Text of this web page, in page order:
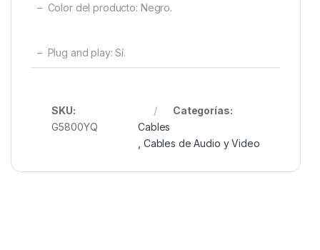
– Color del producto: Negro.
– Plug and play: Sí.
SKU:
G5800YQ
Categorías:
Cables
Cables de Audio y Video